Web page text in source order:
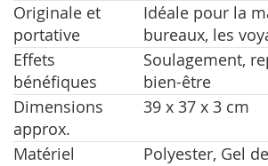
Originale et
portative
Idéale pour la
bureaux, les
Effets
bénéfiques
Soulagement,
bien-être
Dimensions
approx.
39 x 37 x 3 cm
Matériel
Polyester, Gel